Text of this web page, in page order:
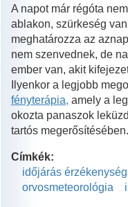
A napot már régóta
ablakon, szürkeség
meghatározza az
nem szenvednek, de
ember van, akit
Ilyenkor a legjobb
fényterápia, amely a
okozta panaszok
tartós megerősítésében.
Címkék:
időjárás érzékenység
orvosmeteorológia